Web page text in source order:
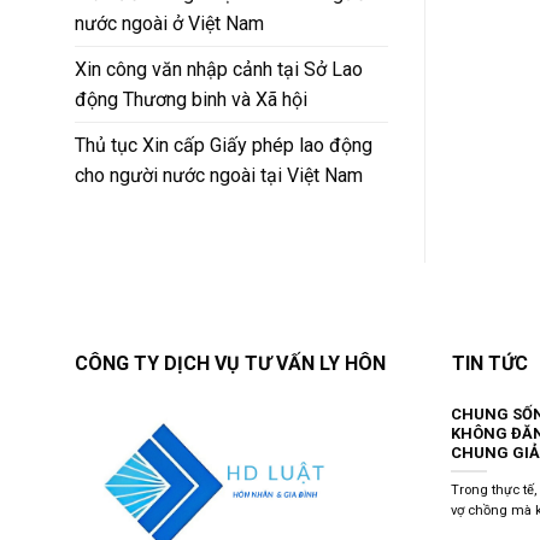
nước ngoài ở Việt Nam
Xin công văn nhập cảnh tại Sở Lao
động Thương binh và Xã hội
Thủ tục Xin cấp Giấy phép lao động
cho người nước ngoài tại Việt Nam
CÔNG TY DỊCH VỤ TƯ VẤN LY HÔN TIN TỨC
CHUNG
KHÔNG
CHUNG
Trong thực
vợ chồng mà